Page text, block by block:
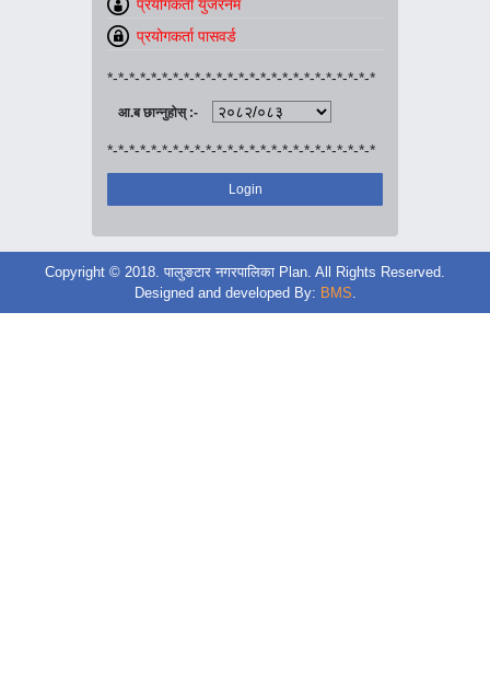
*-*-*-*-*-*-*-*-*-*-*-*-*-*-*-*-*-*-*-*-*-*-*-*-*
आ.ब छान्नुहोस् :-
*-*-*-*-*-*-*-*-*-*-*-*-*-*-*-*-*-*-*-*-*-*-*-*-*
Copyright © 2018. पालुङटार नगरपालिका Plan. All Rights Reserved.
Designed and developed By: BMS.